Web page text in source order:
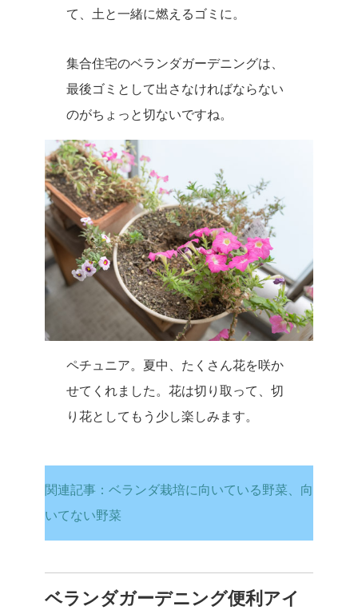
て、土と一緒に燃えるゴミに。
集合住宅のベランダガーデニングは、
最後ゴミとして出さなければならない
のがちょっと切ないですね。
ペチュニア。夏中、たくさん花を咲か
せてくれました。花は切り取って、切
り花としてもう少し楽しみます。
関連記事：ベランダ栽培に向いている野菜、向
いてない野菜
ベランダガーデニング便利アイ